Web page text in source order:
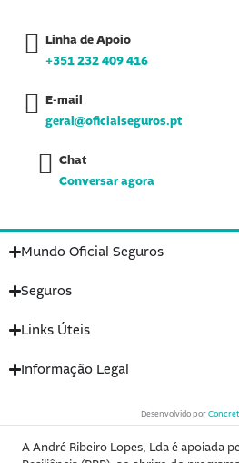
Linha de Apoio
+351 232 409 416
E-mail
geral@oficialseguros.pt
Chat
Conversar agora
Mundo Oficial Seguros
Seguros
Links Úteis
Informação Legal
Desenvolvido por
A André Ribeiro Lopes, Lda é apoiada